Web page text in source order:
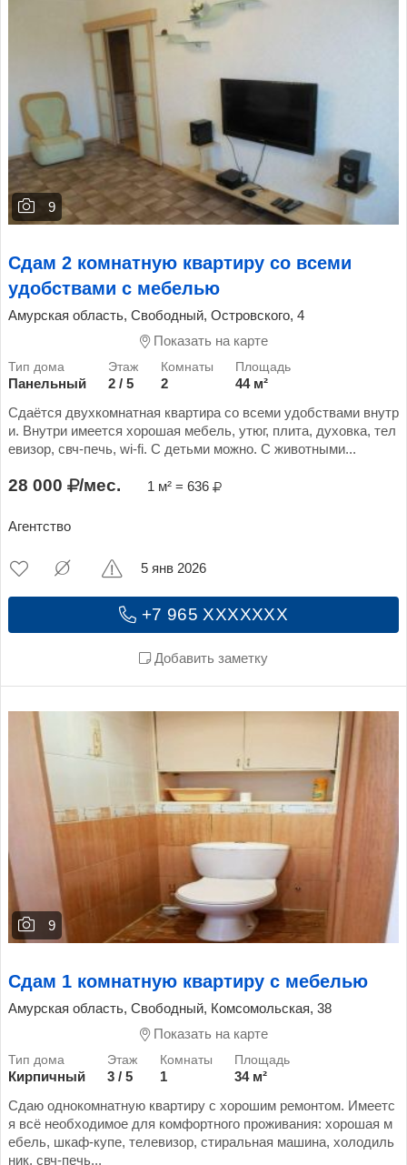
9
Сдам 2 комнатную квартиру со всеми
удобствами с мебелью
Амурская область, Свободный, Островского, 4
Показать на карте
Панельный 2 / 5 2
44 м²
Сдаётся двухкомнатная квартира со всеми удобствами внутр
и. Внутри имеется хорошая мебель, утюг, плита, духовка, тел
евизор, свч-печь, wi-fi. С детьми можно. С животными...
28 000 /мес. 1 м² = 636
Агентство
+7 965 XXXXXXX
Добавить заметку
5 янв 2026
9
Сдам 1 комнатную квартиру с мебелью
Амурская область, Свободный, Комсомольская, 38
Показать на карте
Кирпичный 3 / 5 1
34 м²
Сдаю однокомнатную квартиру с хорошим ремонтом. Имеетс
я всё необходимое для комфортного проживания: хорошая м
ебель, шкаф-купе, телевизор, стиральная машина, холодиль
ник, свч-печь...